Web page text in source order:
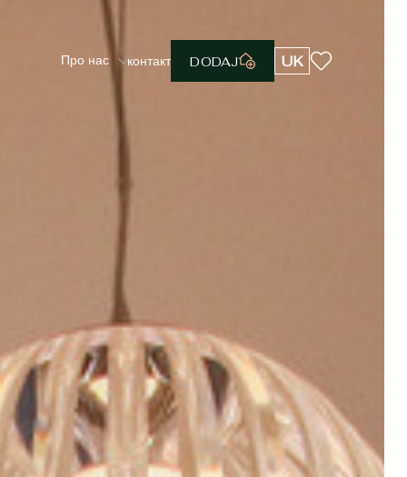
Про нас контакт DODAJ UK